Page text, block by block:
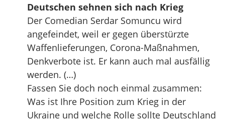
Deutschen sehnen sich nach Krieg
Der Comedian Serdar Somuncu wird
angefeindet, weil er gegen überstürzte
Waffenlieferungen, Corona-Maßnahmen,
Denkverbote ist. Er kann auch mal ausfällig
werden. (…)
Fassen Sie doch noch einmal zusammen:
Was ist Ihre Position zum Krieg in der
Ukraine und welche Rolle sollte Deutschland